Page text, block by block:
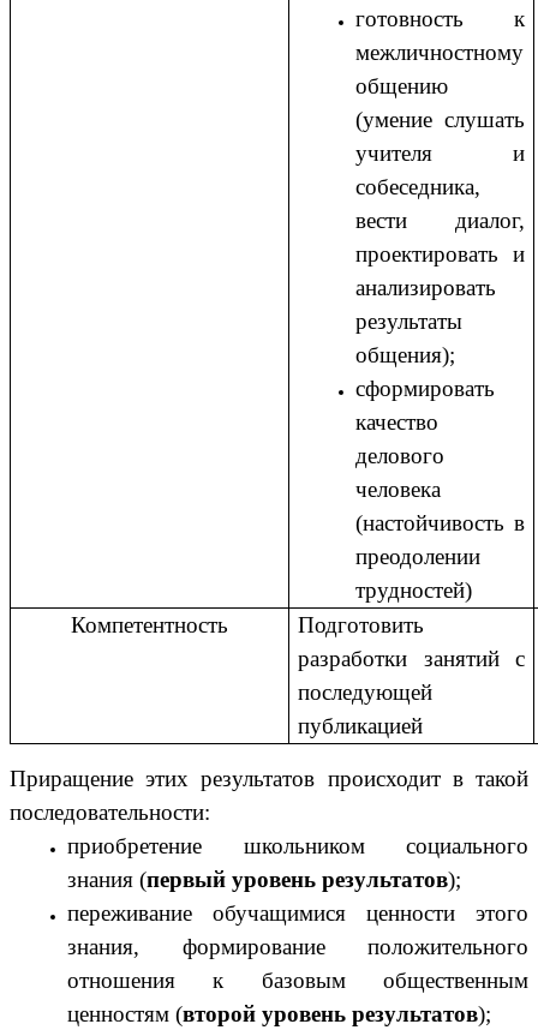
готовность к
межличностному
общению
(умение слушать
учителя и
собеседника,
вести диалог,
проектировать и
анализировать
результаты
общения);
сформировать
качество
делового
человека
(настойчивость в
преодолении
трудностей)
Компетентность
Подготовить
разработки занятий с
последующей
публикацией
Приращение этих результатов происходит в такой
последовательности:
приобретение школьником социального
знания (первый уровень результатов);
переживание обучащимися ценности этого
знания, формирование положительного
отношения к базовым общественным
ценностям (второй уровень результатов);